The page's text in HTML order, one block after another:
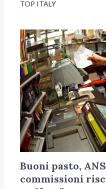
TOP ITALY
Buoni pasto,
commissioni